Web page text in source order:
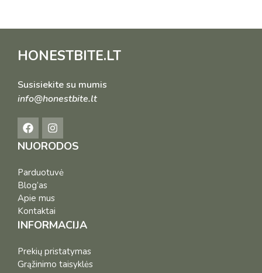
HONESTBITE.LT
Susisiekite su mumis
info@honestbite.lt
NUORODOS
Parduotuvė
Blog’as
Apie mus
Kontaktai
INFORMACIJA
Prekių pristatymas
Grąžinimo taisyklės